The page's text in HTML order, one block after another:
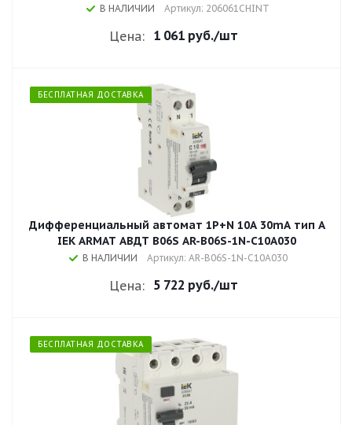
В НАЛИЧИИ Артикул: 206061CHINT
Цена: 1 061 руб./шт
БЕСПЛАТНАЯ ДОСТАВКА
Дифференциальный автомат 1P+N 10A 30mA тип A
IEK ARMAT АВДТ B06S AR-B06S-1N-C10A030
В НАЛИЧИИ Артикул: AR-B06S-1N-C10A030
Цена: 5 722 руб./шт
БЕСПЛАТНАЯ ДОСТАВКА